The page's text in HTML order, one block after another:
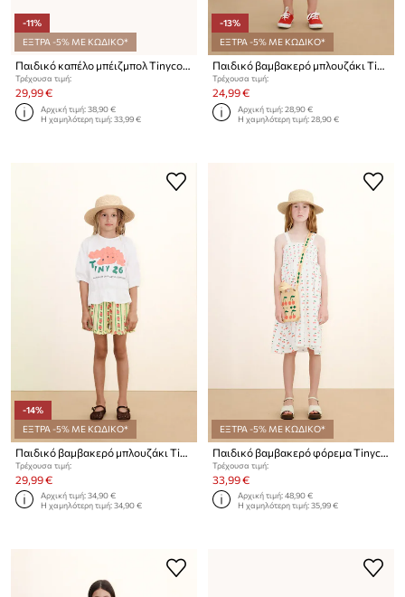
-11%
ΕΞΤΡΑ -5% ΜΕ ΚΩΔΙΚΟ*
Παιδικό καπέλο μπέιζμπολ Tinycottons TINY & TINY CAP
Τρέχουσα τιμή:
29,99 €
Αρχική τιμή:38,90 €
Η χαμηλότερη τιμή:33,99 €
-13%
ΕΞΤΡΑ -5% ΜΕ ΚΩΔΙΚΟ*
Παιδικό βαμβακερό μπλουζάκι Tinycottons FROG & FROG GRAPHIC TEE
Τρέχουσα τιμή:
24,99 €
Αρχική τιμή:28,90 €
Η χαμηλότερη τιμή:28,90 €
-14%
ΕΞΤΡΑ -5% ΜΕ ΚΩΔΙΚΟ*
Τρέχουσα τιμή:
29,99 €
Αρχική τιμή:34,90 €
Η χαμηλότερη τιμή:34,90 €
ΕΞΤΡΑ -5% ΜΕ ΚΩΔΙΚΟ*
Τρέχουσα τιμή:
33,99 €
Αρχική τιμή:48,90 €
Η χαμηλότερη τιμή:35,99 €